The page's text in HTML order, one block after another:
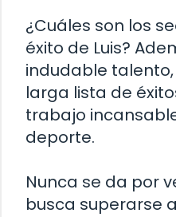
¿Cuáles son los
éxito de Luis?
indudable
larga lista de
trabajo
deporte.
Nunca se da por
busca superarse